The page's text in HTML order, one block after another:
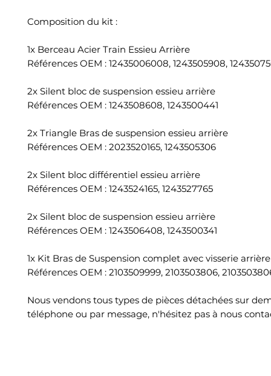
Composition du kit :
1x Berceau Acier Train Essieu Arrière
Références OEM : 12435006008, 1243505908,
2x Silent bloc de suspension essieu arrière
Références OEM : 1243508608, 1243500441
2x Triangle Bras de suspension essieu arrière
Références OEM : 2023520165, 1243505306
2x Silent bloc différentiel essieu arrière
Références OEM : 1243524165, 1243527765
2x Silent bloc de suspension essieu arrière
Références OEM : 1243506408, 1243500341
1x Kit Bras de Suspension complet avec visserie arrière
Références OEM : 2103509999, 2103503806,
Nous vendons tous types de pièces détachées sur
téléphone ou par message, n'hésitez pas à nous